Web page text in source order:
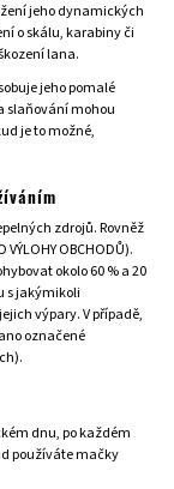
jeho dynamických
o skálu, karabiny či
lana.
jeho pomalé
slaňování mohou
je to možné,
zdrojů. Rovněž
OBCHODŮ).
okolo 60 % a 20
s jakýmikoli
výpary. V případě,
označené
dnu, po každém
používáte mačky